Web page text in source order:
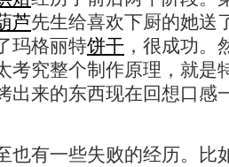
芦先生给喜欢下厨的她送
玛格丽特饼干 ，很成功。
考究整个制作原理，就是
出来的东西现在回想口感
也有一些失败的经历。比